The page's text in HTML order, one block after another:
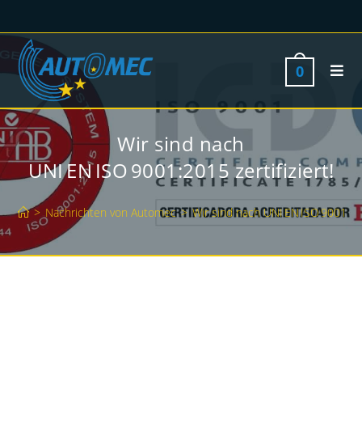
0
Wir sind nach
UNI EN ISO 9001:2015 zertifiziert!
> Nachrichten von Automec > Wir sind nach UNI EN ISO